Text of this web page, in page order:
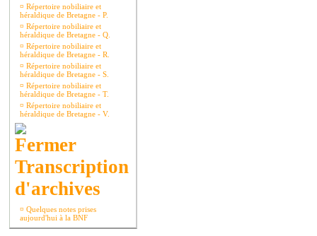
¤ Répertoire nobiliaire et
héraldique de Bretagne - P.
¤ Répertoire nobiliaire et
héraldique de Bretagne - Q.
¤ Répertoire nobiliaire et
héraldique de Bretagne - R.
¤ Répertoire nobiliaire et
héraldique de Bretagne - S.
¤ Répertoire nobiliaire et
héraldique de Bretagne - T.
¤ Répertoire nobiliaire et
héraldique de Bretagne - V.
Transcription
d'archives
¤ Quelques notes prises
aujourd'hui à la BNF